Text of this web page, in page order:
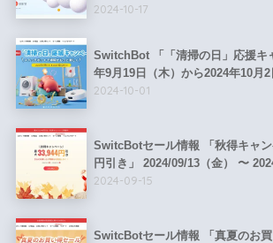
2024-10-17
SwitchBot 「「清掃の日」応援キ
年9月19日（木）から2024年10月2
2024-10-01
SwitcBotセール情報 「秋得キャ
円引き」 2024/09/13（金） 〜
2024-09-15
SwitcBotセール情報 「真夏のお